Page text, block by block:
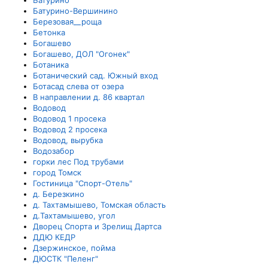
Батурино-Вершинино
Березовая__роща
Бетонка
Богашево
Богашево, ДОЛ "Огонек"
Ботаника
Ботанический сад. Южный вход
Ботасад слева от озера
В направлении д. 86 квартал
Водовод
Водовод 1 просека
Водовод 2 просека
Водовод, вырубка
Водозабор
горки лес Под трубами
город Томск
Гостиница "Спорт-Отель"
д. Березкино
д. Тахтамышево, Томская область
д.Тахтамышево, угол
Дворец Спорта и Зрелищ Дартса
ДДЮ КЕДР
Дзержинское, пойма
ДЮСТК "Пеленг"